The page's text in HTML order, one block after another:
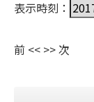
表示時刻：
前 << >>次